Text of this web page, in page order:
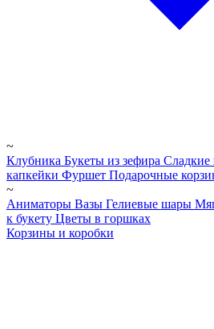
~
Клубника Букеты из зефира Сладкие
капкейки Фуршет Подарочные
~
Аниматоры Вазы Гелиевые шары
к букету Цветы в горшках
Корзины и коробки